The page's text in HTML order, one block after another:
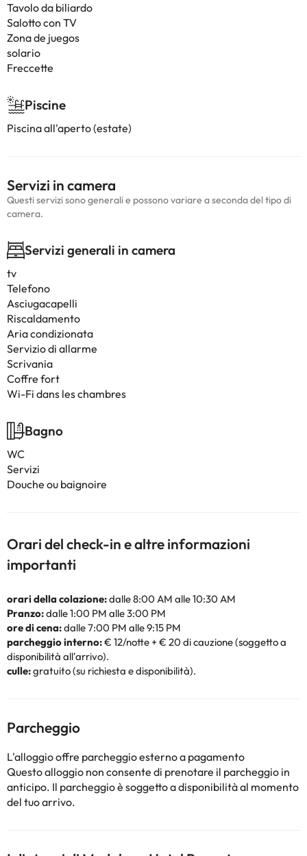
Tavolo da biliardo
Salotto con TV
Zona de juegos
solario
Freccette
Piscine
Piscina all'aperto (estate)
Servizi in camera
Questi servizi sono generali e possono variare a seconda del tipo di
camera.
Servizi generali in camera
tv
Telefono
Asciugacapelli
Riscaldamento
Aria condizionata
Servizio di allarme
Scrivania
Coffre fort
Wi-Fi dans les chambres
Bagno
WC
Servizi
Douche ou baignoire
Orari del check-in e altre informazioni
importanti
orari della colazione:dalle 8:00 AM alle 10:30 AM
Pranzo:dalle 1:00 PM alle 3:00 PM
ore di cena:dalle 7:00 PM alle 9:15 PM
parcheggio interno:€ 12/notte + € 20 di cauzione (soggetto a
disponibilità all'arrivo).
culle:gratuito (su richiesta e disponibilità).
Parcheggio
L'alloggio offre parcheggio esterno a pagamento
Questo alloggio non consente di prenotare il parcheggio in
anticipo. Il parcheggio è soggetto a disponibilità al momento
del tuo arrivo.